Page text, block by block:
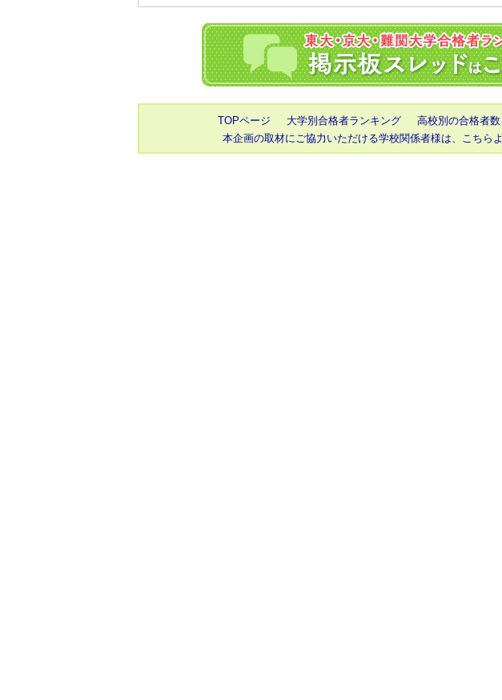
TOPページ 大学別合格者ランキング 高校別の合格者数
本企画の取材にご協力いただける学校関係者様は、こちら